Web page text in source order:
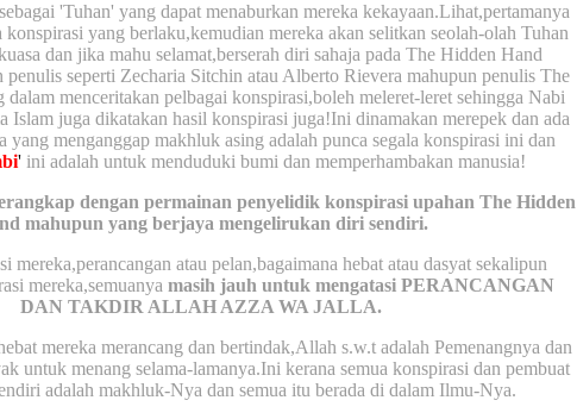
'Tuhan' yang dapat menaburkan mereka kekayaan.Lihat,pertamanya
konspirasi yang berlaku,kemudian mereka akan selitkan seolah-olah Tuhan
dan jika mahu selamat,berserah diri sahaja pada The Hidden Hand
penulis seperti Zecharia Sitchin atau Alberto Rievera mahupun penulis The
dalam menceritakan pelbagai konspirasi,boleh meleret-leret sehingga Nabi
Islam juga dikatakan hasil konspirasi juga!Ini dinamakan merepek dan ada
yang menganggap makhluk asing adalah punca segala konspirasi ini dan
'ini adalah untuk menduduki bumi dan memperhambakan manusia!
dengan permainan penyelidik konspirasi upahan The Hidden
mahupun yang berjaya mengelirukan diri sendiri.
mereka,perancangan atau pelan,bagaimana hebat atau dasyat sekalipun
mereka,semuanya masih jauh untuk mengatasi PERANCANGAN
DAN TAKDIR ALLAH AZZA WA JALLA.
mereka merancang dan bertindak,Allah s.w.t adalah Pemenangnya dan
untuk menang selama-lamanya.Ini kerana semua konspirasi dan pembuat
adalah makhluk-Nya dan semua itu berada di dalam Ilmu-Nya.